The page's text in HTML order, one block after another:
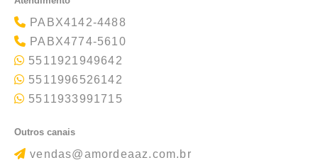
PABX4142-4488
PABX4774-5610
5511921949642
5511996526142
5511933991715
Outros canais
vendas@amordeaaz.com.br